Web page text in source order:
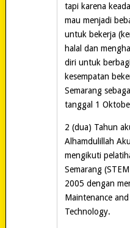
tapi karena
mau menjadi
untuk bekerja
halal dan
diri untuk
kesempatan
Semarang
tanggal 1
2 (dua) Tahun
Alhamdulillah
mengikuti
Semarang
2005 dengan
Maintenance
Technology.